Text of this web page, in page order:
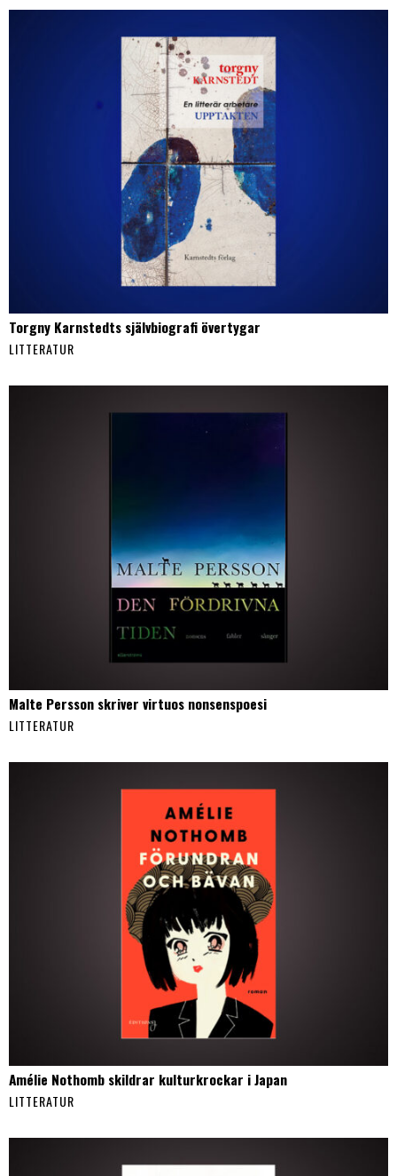
Torgny Karnstedts självbiografi övertygar
LITTERATUR
Malte Persson skriver virtuos nonsenspoesi
LITTERATUR
Amélie Nothomb skildrar kulturkrockar i Japan
LITTERATUR